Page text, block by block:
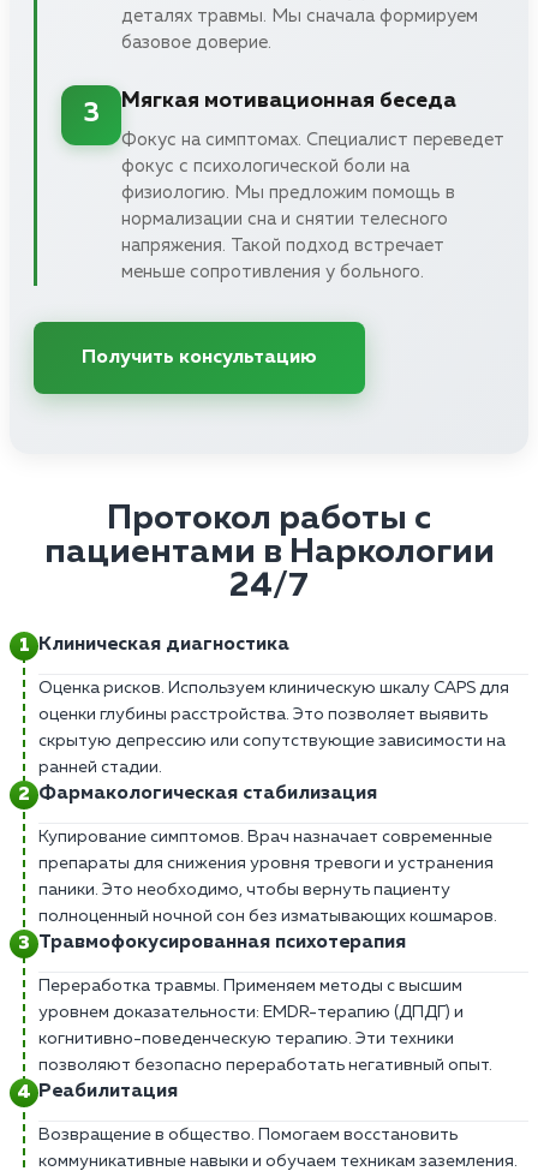
деталях травмы. Мы сначала формируем
базовое доверие.
3
Мягкая мотивационная беседа
Фокус на симптомах. Специалист переведет
фокус с психологической боли на
физиологию. Мы предложим помощь в
нормализации сна и снятии телесного
напряжения. Такой подход встречает
меньше сопротивления у больного.
Получить консультацию
Протокол работы с
пациентами в Наркологии
24/7
Клиническая диагностика
Оценка рисков. Используем клиническую шкалу CAPS для
оценки глубины расстройства. Это позволяет выявить
скрытую депрессию или сопутствующие зависимости на
ранней стадии.
Фармакологическая стабилизация
Купирование симптомов. Врач назначает современные
препараты для снижения уровня тревоги и устранения
паники. Это необходимо, чтобы вернуть пациенту
полноценный ночной сон без изматывающих кошмаров.
Травмофокусированная психотерапия
Переработка травмы. Применяем методы с высшим
уровнем доказательности: EMDR-терапию (ДПДГ) и
когнитивно-поведенческую терапию. Эти техники
позволяют безопасно переработать негативный опыт.
Реабилитация
Возвращение в общество. Помогаем восстановить
коммуникативные навыки и обучаем техникам заземления.